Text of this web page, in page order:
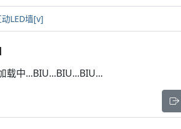
动LED墙[v]
载中...BIU...BIU...BIU...